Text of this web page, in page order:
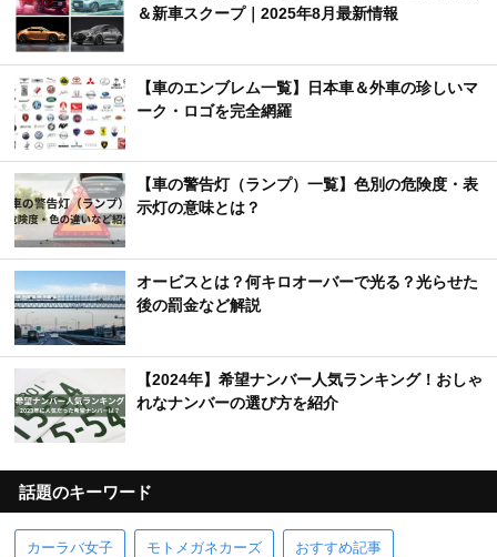
＆新車スクープ｜2025年8月最新情報
【車のエンブレム一覧】日本車＆外車の珍しいマ
ーク・ロゴを完全網羅
【車の警告灯（ランプ）一覧】色別の危険度・表
示灯の意味とは？
オービスとは？何キロオーバーで光る？光らせた
後の罰金など解説
【2024年】希望ナンバー人気ランキング！おしゃ
れなナンバーの選び方を紹介
話題のキーワード
カーラバ女子 モトメガネカーズ おすすめ記事